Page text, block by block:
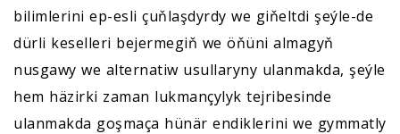
bilimlerini ep-esli çuňlaşdyrdy we giňeltdi şeýle-de
dürli keselleri bejermegiň we öňüni almagyň
nusgawy we alternatiw usullaryny ulanmakda, şeýle
hem häzirki zaman lukmançylyk tejribesinde
ulanmakda goşmaça hünär endiklerini we gymmatly